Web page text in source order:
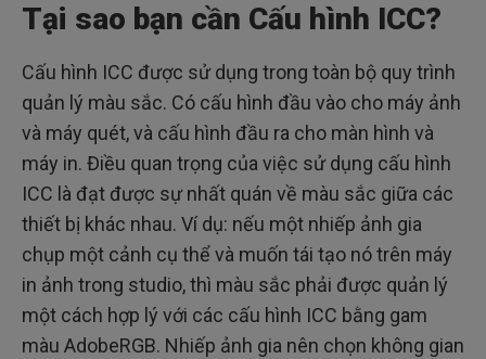
Tại sao bạn cần Cấu hình ICC?
Cấu hình ICC được sử dụng trong toàn bộ quy trình
quản lý màu sắc. Có cấu hình đầu vào cho máy ảnh
và máy quét, và cấu hình đầu ra cho màn hình và
máy in. Điều quan trọng của việc sử dụng cấu hình
ICC là đạt được sự nhất quán về màu sắc giữa các
thiết bị khác nhau. Ví dụ: nếu một nhiếp ảnh gia
chụp một cảnh cụ thể và muốn tái tạo nó trên máy
in ảnh trong studio, thì màu sắc phải được quản lý
một cách hợp lý với các cấu hình ICC bằng gam
màu AdobeRGB. Nhiếp ảnh gia nên chọn không gian